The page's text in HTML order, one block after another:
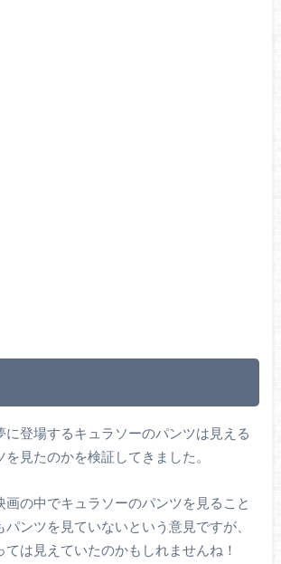
に登場するキュラソーのパンツは見える
見たのかを検証してきました。
画の中でキュラソーのパンツを見ること
ンツを見ていないという意見ですが、
ては見えていたのかもしれませんね！